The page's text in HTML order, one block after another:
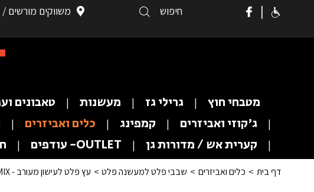
| משווקים מורשים /
מטבחי חוץ גרילי גז מעשנות טאבונים
ג'קוזי ואביזרים
קמפינג כלים ואביזרים
קערית אש / מדורות גן
OUTLET- עודפים
דף בית כלים ואביזרים שבבי פלט למעשנה פלט עץ פלט לעישון מעורב - MIX (קוטר שבב 6 מ"מ )